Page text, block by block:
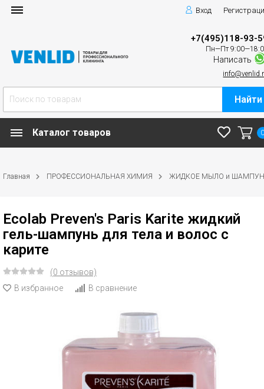
Вход
+7(495)118-93-
Пн—Пт
Написать
Найти
Каталог товаров
Главная ПРОФЕССИОНАЛЬНАЯ ХИМИЯ ЖИДКОЕ МЫЛО и
Ecolab Preven's Paris Karite жидкий
гель-шампунь для тела и волос с
карите
(0 отзывов)
В избранное
В сравнение